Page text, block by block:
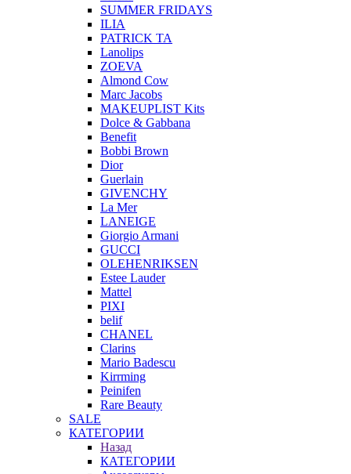
SUMMER FRIDAYS
ILIA
PATRICK TA
Lanolips
ZOEVA
Almond Cow
Marc Jacobs
MAKEUPLIST Kits
Dolce & Gabbana
Benefit
Bobbi Brown
Dior
Guerlain
GIVENCHY
La Mer
LANEIGE
Giorgio Armani
GUCCI
OLEHENRIKSEN
Estee Lauder
Mattel
PIXI
belif
CHANEL
Clarins
Mario Badescu
Kirrming
Peinifen
Rare Beauty
SALE
КАТЕГОРИИ
Назад
КАТЕГОРИИ